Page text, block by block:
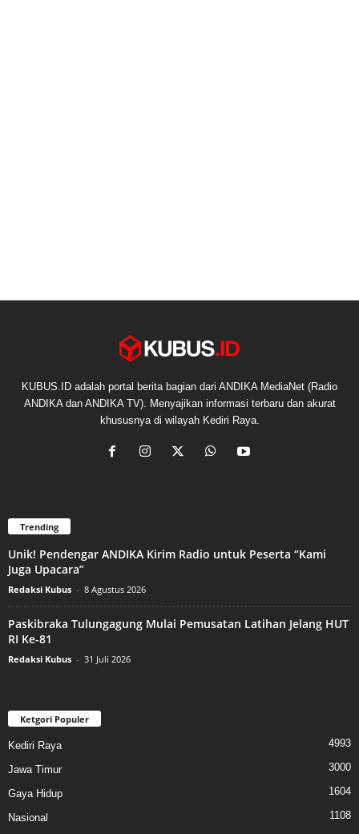
KUBUS.ID adalah portal berita bagian dari ANDIKA MediaNet (Radio
ANDIKA dan ANDIKA TV). Menyajikan informasi terbaru dan akurat
khususnya di wilayah Kediri Raya.
Trending
Unik! Pendengar ANDIKA Kirim Radio untuk Peserta “Kami
Juga Upacara”
Redaksi Kubus - 8 Agustus 2026
Paskibraka Tulungagung Mulai Pemusatan Latihan Jelang HUT
RI Ke-81
Redaksi Kubus - 31 Juli 2026
Ketgori Populer
Kediri Raya 4993
Jawa Timur 3000
Gaya Hidup 1604
Nasional
1108